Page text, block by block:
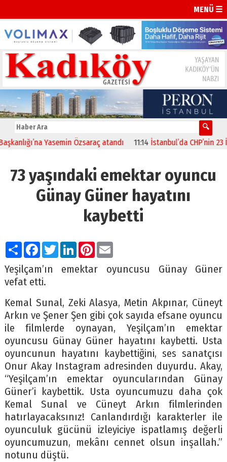
MENÜ ☰
Yasemin Özsaraç atandı 11:14 İstanbul’da CHP’nin 23
73 yaşındaki emektar oyuncu
Günay Güner hayatını
kaybetti
PaylaşFacebook
TwitterLinkedIn
Pinterest
Email
Yeşilçam’ın emektar oyuncusu Günay Güner
vefat etti.
Kemal Sunal, Zeki Alasya, Metin Akpınar, Cüneyt
Arkın ve Şener Şen gibi çok sayıda efsane oyuncu
ile filmlerde oynayan, Yeşilçam’ın emektar
oyuncusu Günay Güner hayatını kaybetti. Usta
oyuncunun hayatını kaybettiğini, ses sanatçısı
Onur Akay Instagram adresinden duyurdu. Akay,
“Yeşilçam’ın emektar oyuncularından Günay
Güner’i kaybettik. Usta oyuncumuzu daha çok
Kemal Sunal ve Cüneyt Arkın filmlerinden
hatırlayacaksınız! Canlandırdığı karakterler ile
oyunculuk gücünü izleyiciye ispatlamış değerli
oyuncumuzun, mekânı cennet olsun inşallah.”
notunu düştü.